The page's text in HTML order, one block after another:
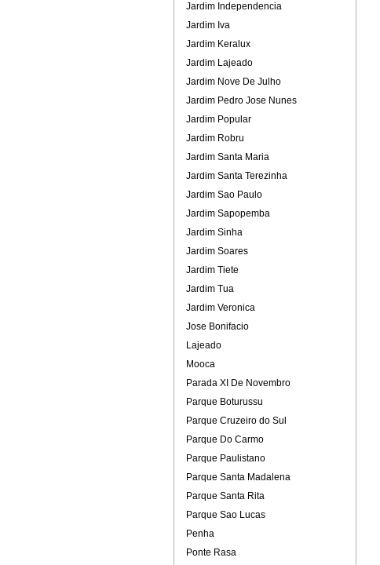
Jardim Independencia
Jardim Iva
Jardim Keralux
Jardim Lajeado
Jardim Nove De Julho
Jardim Pedro Jose Nunes
Jardim Popular
Jardim Robru
Jardim Santa Maria
Jardim Santa Terezinha
Jardim Sao Paulo
Jardim Sapopemba
Jardim Sinha
Jardim Soares
Jardim Tiete
Jardim Tua
Jardim Veronica
Jose Bonifacio
Lajeado
Mooca
Parada XI De Novembro
Parque Boturussu
Parque Cruzeiro do Sul
Parque Do Carmo
Parque Paulistano
Parque Santa Madalena
Parque Santa Rita
Parque Sao Lucas
Penha
Ponte Rasa